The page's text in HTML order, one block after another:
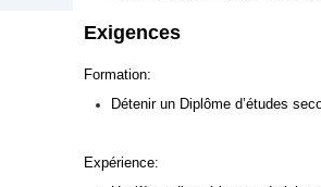
Exigences
Formation:
Détenir un Diplôme d’études
Expérience: